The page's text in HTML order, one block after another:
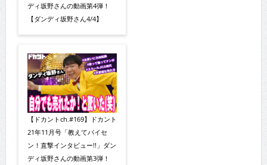
ディ坂野さんの動画第4弾！
【ダンディ坂野さん4/4】
【ドカントch.#169】ドカント
21年11月号「教えてパイセ
ン！直撃インタビュー!!」ダン
ディ坂野さんの動画第3弾！